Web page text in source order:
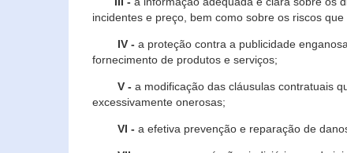
incidentes e preço, bem como sobre os riscos
IV - a proteção contra a publicidade
fornecimento de produtos e serviços;
V - a modificação das cláusulas contratuais
excessivamente onerosas;
VI - a efetiva prevenção e reparação de